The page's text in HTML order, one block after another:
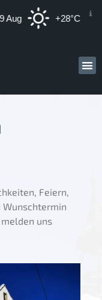
Aug +28°C
Feiern,
Wunschtermin
uns